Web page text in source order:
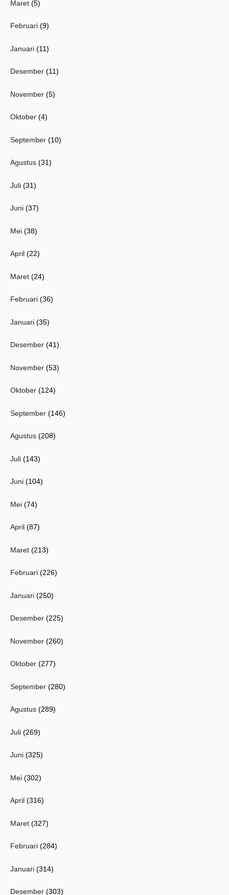
Maret (5)
Februari (9)
Januari (11)
Desember (11)
November (5)
Oktober (4)
September (10)
Agustus (31)
Juli (31)
Juni (37)
Mei (38)
April (22)
Maret (24)
Februari (36)
Januari (35)
Desember (41)
November (53)
Oktober (124)
September (146)
Agustus (208)
Juli (143)
Juni (104)
Mei (74)
April (87)
Maret (213)
Februari (226)
Januari (250)
Desember (225)
November (260)
Oktober (277)
September (280)
Agustus (289)
Juli (269)
Juni (325)
Mei (302)
April (316)
Maret (327)
Februari (284)
Januari (314)
Desember (303)